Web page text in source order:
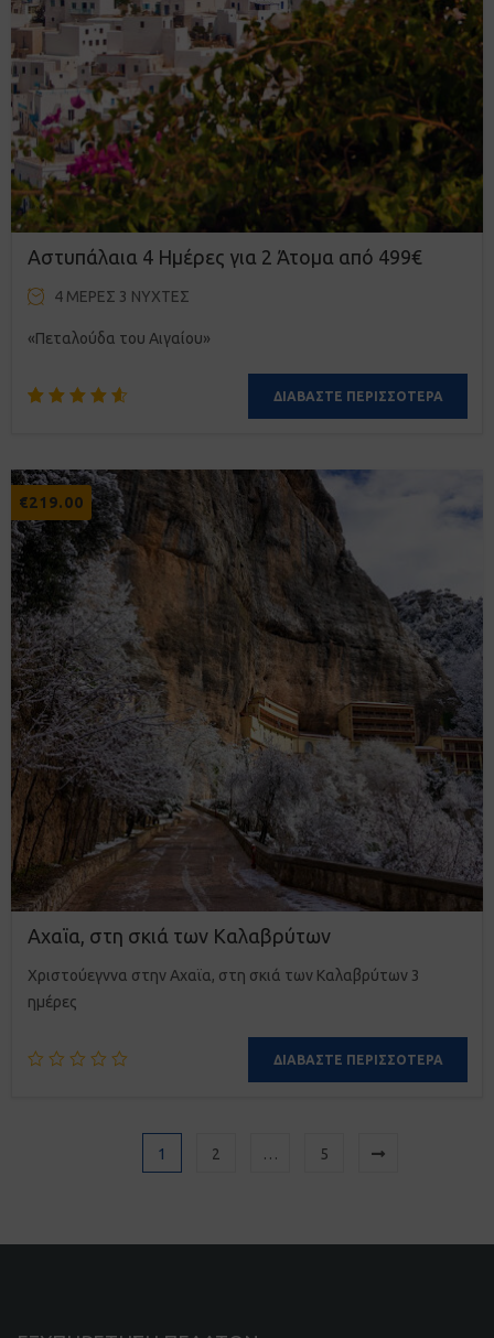
Αστυπάλαια 4 Ημέρες για 2 Άτομα από 499€
4 ΜΈΡΕΣ 3 ΝΎΧΤΕΣ
«Πεταλούδα του Αιγαίου»
από 5
με βάση
βαθμολογίες
πελάτη
ΔΙΑΒΆΣΤΕ ΠΕΡΙΣΣΌΤΕΡΑ
€219.00
Αχαϊα, στη σκιά των Καλαβρύτων
Χριστούεγννα στην Αχαϊα, στη σκιά των Καλαβρύτων 3
ημέρες
ΔΙΑΒΆΣΤΕ ΠΕΡΙΣΣΌΤΕΡΑ
1 2 … 5